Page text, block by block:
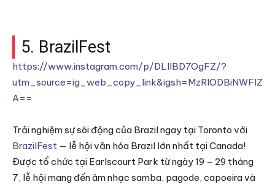
5. BrazilFest
https://www.instagram.com/p/DLllBD7OgFZ/?
utm_source=ig_web_copy_link&igsh=MzRlODBiNWFlZ
A==
Trải nghiệm sự sôi động của Brazil ngay tại Toronto với
BrazilFest — lễ hội văn hóa Brazil lớn nhất tại Canada!
Được tổ chức tại Earlscourt Park từ ngày 19 – 29 tháng
7, lễ hội mang đến âm nhạc samba, pagode, capoeira và